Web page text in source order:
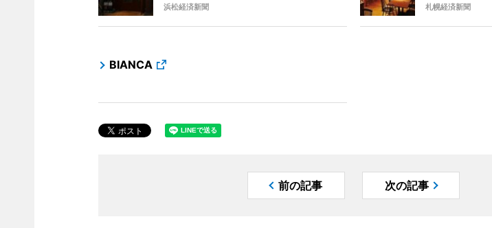
浜松経済新聞 札幌経済新聞
BIANCA
前の記事 次の記事